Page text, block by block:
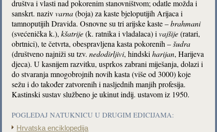
društva i vlasti nad pokorenim stanovništvom; odatle možda i
sanskrt. nazivvarna(boja) za kaste bjeloputijih Arijaca i
tamnoputijih Dravida. Osnovne su tri arijske kaste –brahmani
(svećenička k.),kšatrije(k. ratnika i vladalaca) ivajšije(ratari,
obrtnici), te četvrta, obespravljena kasta pokorenih –šudra
(društveno najniži su tzv.nedodirljivi, hindskiharijan, Harijeva
djeca). U kasnijem razvitku, usprkos zabrani miješanja, dolazi i
do stvaranja mnogobrojnih novih kasta (više od 3000) koje
sežu i do također zatvorenih i nasljednih manjih profesija.
Kastinski sustav službeno je ukinut indij. ustavom iz 1950.
POGLEDAJ NATUKNICU U DRUGIM EDICIJAMA:
Hrvatska enciklopedija